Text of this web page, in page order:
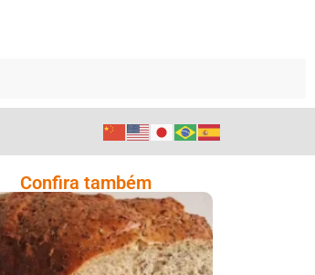
Confira também
Comer Bem: Pão Low